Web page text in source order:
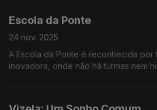
Escola da Ponte
24 nov. 2025
A Escola da Ponte é reconhecida por
inovadora, onde não há turmas nem